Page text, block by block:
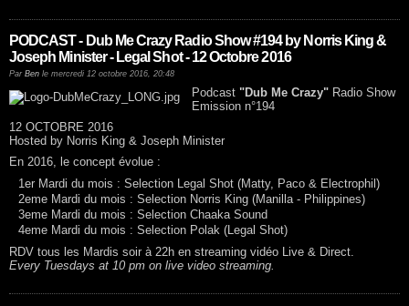
PODCAST - Dub Me Crazy Radio Show #194 by Norris King &
Joseph Minister - Legal Shot - 12 Octobre 2016
Par Ben le mercredi 12 octobre 2016, 20:48
Podcast "Dub Me Crazy" Radio Show
Emission n°194
12 OCTOBRE 2016
Hosted by Norris King & Joseph Minister
En 2016, le concept évolue :
1er Mardi du mois : Selection Legal Shot (Matty, Paco & Electrophil)
2eme Mardi du mois : Selection Norris King (Manilla - Philippines)
3eme Mardi du mois : Selection Chaaka Sound
4eme Mardi du mois : Selection Polak (Legal Shot)
RDV tous les Mardis soir à 22h en streaming vidéo Live & Direct.
Every Tuesdays at 10 pm on live video streaming.